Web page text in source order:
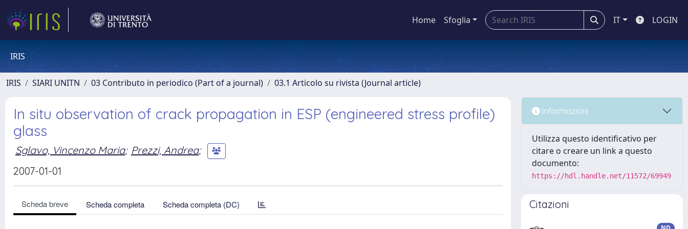
Home Sfoglia IT LOGIN
IRIS
IRIS SIARI UNITN 03 Contributo in periodico (Part of a journal) 03.1 Articolo su rivista (Journal article)
In situ observation of crack propagation in ESP (engineered stress profile)
glass
Sglavo, Vincenzo Maria; Prezzi, Andrea;
2007-01-01
Scheda breve Scheda completa Scheda completa (DC)
Informazioni
Utilizza questo identificativo per
citare o creare un link a questo
documento:
https://hdl.handle.net/11572/69949
Citazioni